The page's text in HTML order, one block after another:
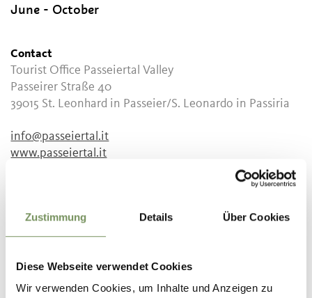
Zustimmung Details Über Cookies
Diese Webseite verwendet Cookies
Wir verwenden Cookies, um Inhalte und Anzeigen zu
June - October
Contact
Tourist Office Passeiertal Valley
Passeirer Straße 40
39015 St. Leonhard in Passeier/S. Leonardo in Passiria
info@passeiertal.it
www.passeiertal.it
June, July, August, September, October